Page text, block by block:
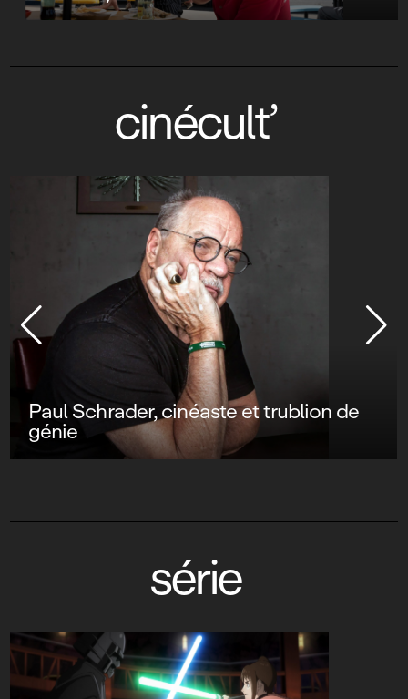
cinécult’
Paul Schrader, cinéaste et trublion de
génie
série